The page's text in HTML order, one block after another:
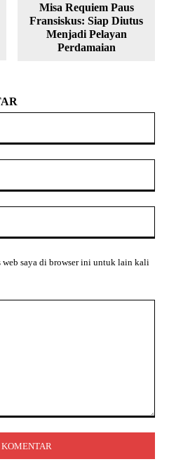
Misa Requiem Paus
Fransiskus: Siap Diutus
Menjadi Pelayan
Perdamaian
web saya di browser ini untuk lain kali